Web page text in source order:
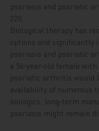
psoriasis and psoriatic
220.
Biological therapy has
options and significantly
psoriasis and psoriatic
a 56‑year‑old female
psoriatic arthritis would
availability of numerous
biologics, long‑term
psoriasis might remain